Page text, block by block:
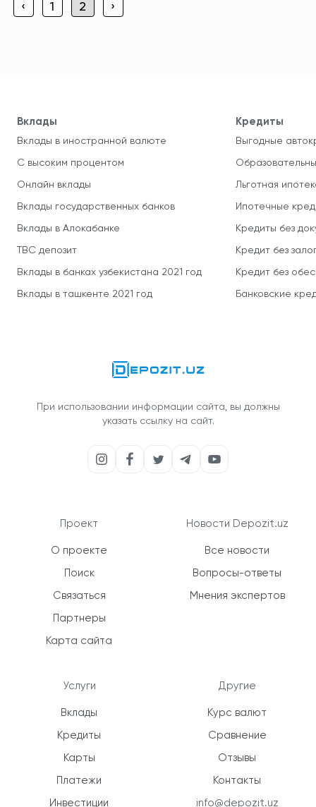
‹ 1 2 ›
Вклады
Вклады в иностранной валюте
С высоким процентом
Онлайн вклады
Вклады государственных банков
Вклады в Алокабанке
TBC депозит
Вклады в банках узбекистана 2021 год
Вклады в ташкенте 2021 год
Кредиты
Выгодные
Льготная
Ипотечные
Кредиты без
Кредит без
Кредит без
Банковские
При использовании информации сайта, вы должны
указать ссылку на сайт.
Проект
О проекте
Поиск
Связаться
Партнеры
Карта сайта
Услуги
Вклады
Кредиты
Карты
Платежи
Инвестиции
Новости Depozit.uz
Все новости
Вопросы-ответы
Мнения экспертов
Другие
Курс валют
Сравнение
Отзывы
Контакты
info@depozit.uz